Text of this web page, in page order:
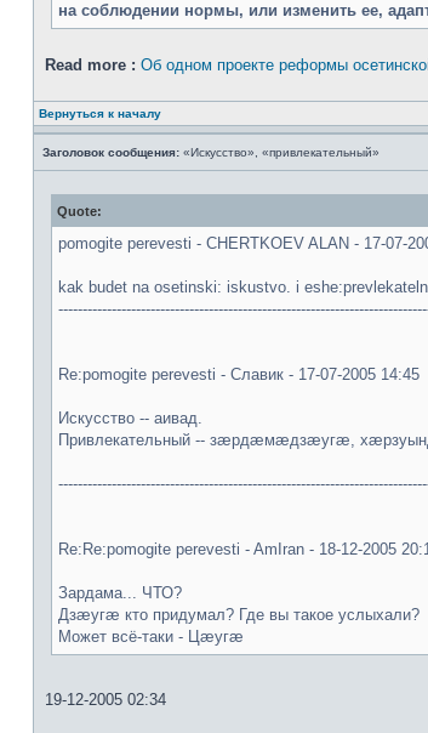
на соблюдении нормы, или изменить ее,
Read more : Об одном проекте реформы
Вернуться к началу
Заголовок сообщения: «Искусство», «привлекательный»
Quote:
pomogite perevesti - CHERTKOEV ALAN - 17-07-
kak budet na osetinski: iskustvo. i
Re:pomogite perevesti - Славик - 17-07-2005 14:45
Искусство -- аивад.
Привлекательный -- зæрдæмæдзæугæ,
Re:Re:pomogite perevesti - AmIran - 18-12-2005
Зардама... ЧТО?
Дзæугæ кто придумал? Где вы такое услыхали?
Может всё-таки - Цæугæ
19-12-2005 02:34